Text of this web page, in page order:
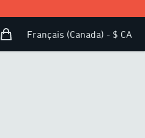
Panier d’achat
Open user menu
Français (Canada) - $ CA